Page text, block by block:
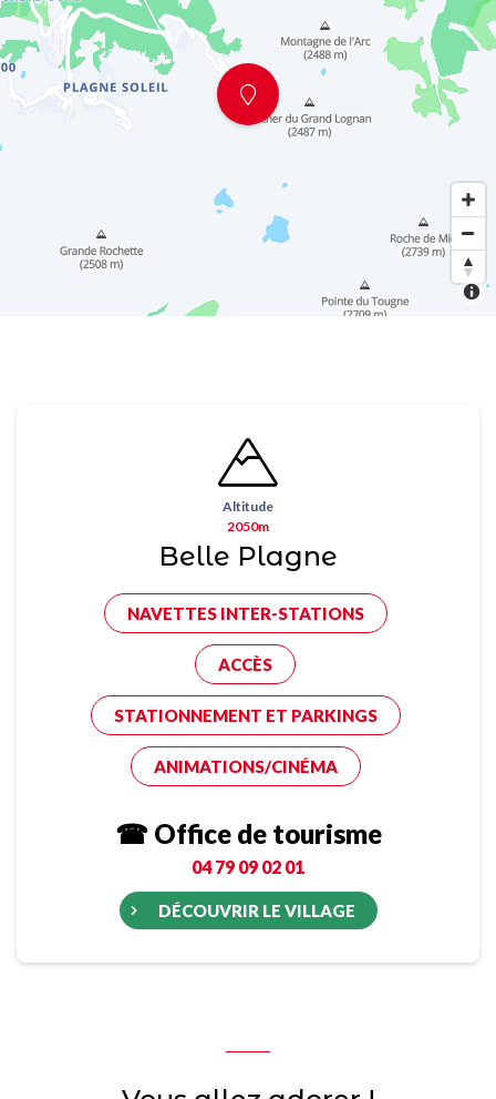
Altitude
2050m
Belle Plagne
NAVETTES INTER-STATIONS
ACCÈS
STATIONNEMENT ET PARKINGS
ANIMATIONS/CINÉMA
☎ Office de tourisme
04 79 09 02 01
DÉCOUVRIR LE VILLAGE